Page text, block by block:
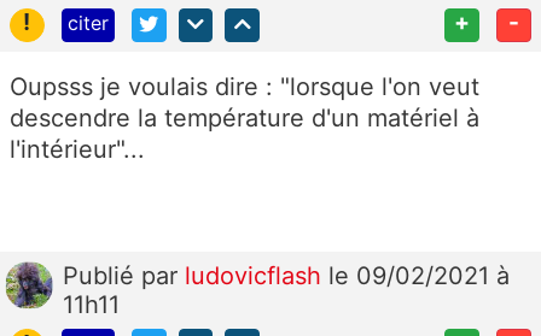
!
citer + -
Oupsss je voulais dire : "lorsque l'on veut
descendre la température d'un matériel à
l'intérieur"...
Publié par ludovicflash le 09/02/2021 à
11h11